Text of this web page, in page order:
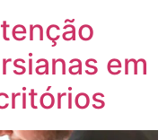
em